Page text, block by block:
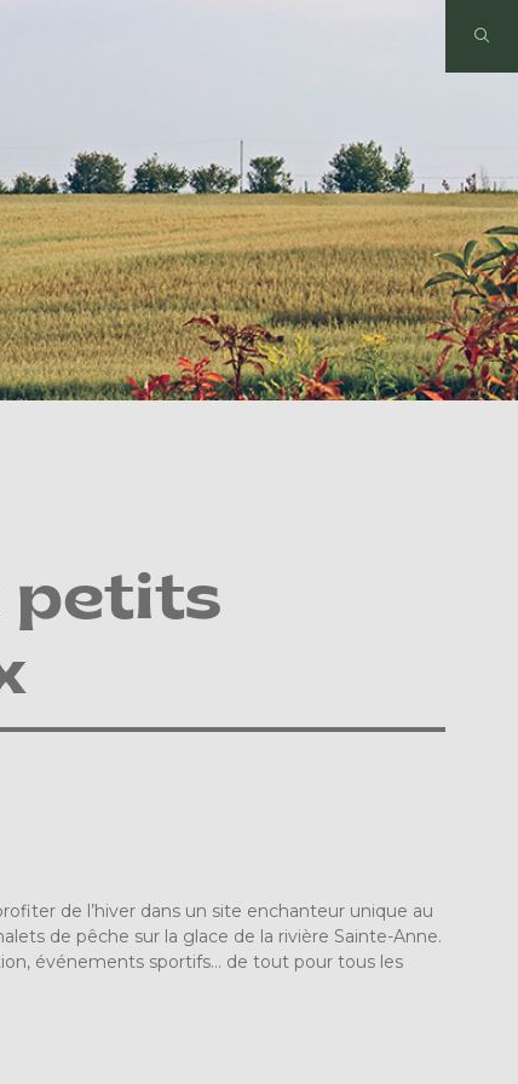
petits
de l’hiver dans un site enchanteur unique au
de pêche sur la glace de la rivière Sainte-Anne.
événements sportifs… de tout pour tous les